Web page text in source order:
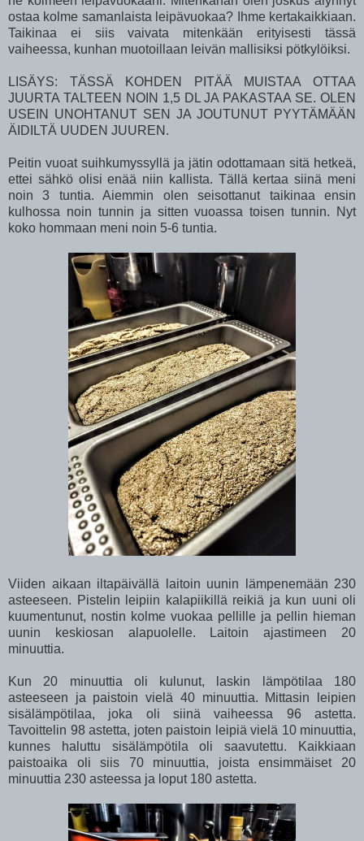
ostaa kolme samanlaista leipävuokaa? Ihme kertakaikkiaan.
Taikinaa ei siis vaivata mitenkään erityisesti tässä
vaiheessa, kunhan muotoillaan leivän mallisiksi pötkylöiksi.
LISÄYS: TÄSSÄ KOHDEN PITÄÄ MUISTAA OTTAA
JUURTA TALTEEN NOIN 1,5 DL JA PAKASTAA SE. OLEN
USEIN UNOHTANUT SEN JA JOUTUNUT PYYTÄMÄÄN
ÄIDILTÄ UUDEN JUUREN.
Peitin vuoat suihkumyssyllä ja jätin odottamaan sitä hetkeä,
ettei sähkö olisi enää niin kallista. Tällä kertaa siinä meni
noin 3 tuntia. Aiemmin olen seisottanut taikinaa ensin
kulhossa noin tunnin ja sitten vuoassa toisen tunnin. Nyt
koko hommaan meni noin 5-6 tuntia.
Viiden aikaan iltapäivällä laitoin uunin lämpenemään 230
asteeseen. Pistelin leipiin kalapiikillä reikiä ja kun uuni oli
kuumentunut, nostin kolme vuokaa pellille ja pellin hieman
uunin keskiosan alapuolelle. Laitoin ajastimeen 20
minuuttia.
Kun 20 minuuttia oli kulunut, laskin lämpötilaa 180
asteeseen ja paistoin vielä 40 minuuttia. Mittasin leipien
sisälämpötilaa, joka oli siinä vaiheessa 96 astetta.
Tavoittelin 98 astetta, joten paistoin leipiä vielä 10 minuuttia,
kunnes haluttu sisälämpötila oli saavutettu. Kaikkiaan
paistoaika oli siis 70 minuuttia, joista ensimmäiset 20
minuuttia 230 asteessa ja loput 180 astetta.